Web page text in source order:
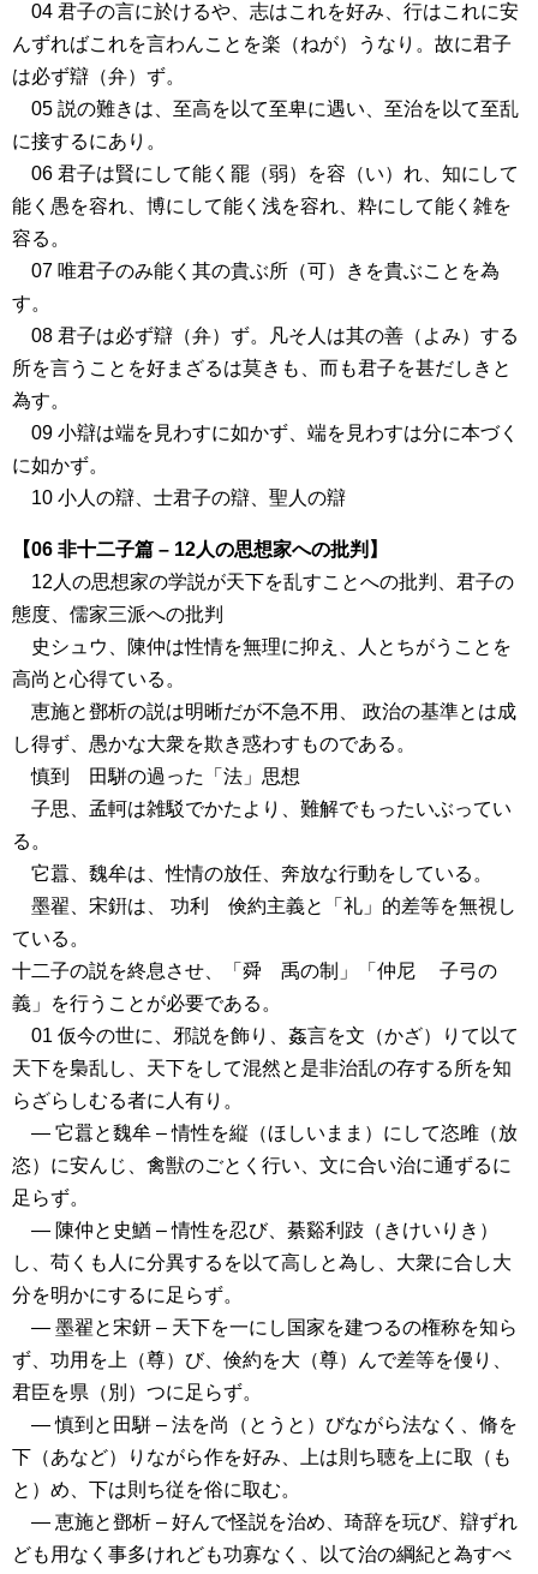
04 君子の言に於けるや、志はこれを好み、行はこれに安
んずればこれを言わんことを楽（ねが）うなり。故に君子
は必ず辯（弁）ず。
05 説の難きは、至高を以て至卑に遇い、至治を以て至乱
に接するにあり。
06 君子は賢にして能く罷（弱）を容（い）れ、知にして
能く愚を容れ、博にして能く浅を容れ、粋にして能く雑を
容る。
07 唯君子のみ能く其の貴ぶ所（可）きを貴ぶことを為
す。
08 君子は必ず辯（弁）ず。凡そ人は其の善（よみ）する
所を言うことを好まざるは莫きも、而も君子を甚だしきと
為す。
09 小辯は端を見わすに如かず、端を見わすは分に本づく
に如かず。
10 小人の辯、士君子の辯、聖人の辯
【06 非十二子篇 – 12人の思想家への批判】
12人の思想家の学説が天下を乱すことへの批判、君子の
態度、儒家三派への批判
史シュウ、陳仲は性情を無理に抑え、人とちがうことを
高尚と心得ている。
恵施と鄧析の説は明晰だが不急不用、 政治の基準とは成
し得ず、愚かな大衆を欺き惑わすものである。
慎到 田駢の過った「法」思想
子思、孟軻は雑駁でかたより、難解でもったいぶってい
る。
它囂、魏牟は、性情の放任、奔放な行動をしている。
墨翟、宋銒は、 功利 倹約主義と「礼」的差等を無視し
ている。
十二子の説を終息させ、「舜 禹の制」「仲尼 子弓の
義」を行うことが必要である。
01 仮今の世に、邪説を飾り、姦言を文（かざ）りて以て
天下を梟乱し、天下をして混然と是非治乱の存する所を知
らざらしむる者に人有り。
― 它囂と魏牟 – 情性を縦（ほしいまま）にして恣雎（放
恣）に安んじ、禽獣のごとく行い、文に合い治に通ずるに
足らず。
― 陳仲と史鰌 – 情性を忍び、綦谿利跂（きけいりき）
し、苟くも人に分異するを以て高しと為し、大衆に合し大
分を明かにするに足らず。
― 墨翟と宋鈃 – 天下を一にし国家を建つるの権称を知ら
ず、功用を上（尊）び、倹約を大（尊）んで差等を僈り、
君臣を県（別）つに足らず。
― 慎到と田駢 – 法を尚（とうと）びながら法なく、脩を
下（あなど）りながら作を好み、上は則ち聴を上に取（も
と）め、下は則ち従を俗に取む。
― 恵施と鄧析 – 好んで怪説を治め、琦辞を玩び、辯ずれ
ども用なく事多けれども功寡なく、以て治の綱紀と為すべ